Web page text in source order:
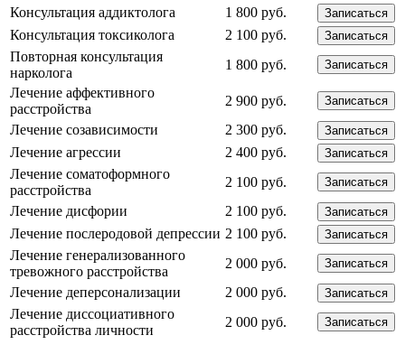
Консультация аддиктолога 1 800 руб. Записаться
Консультация токсиколога 2 100 руб. Записаться
Повторная консультация
нарколога
1 800 руб. Записаться
Лечение аффективного
расстройства
2 900 руб. Записаться
Лечение созависимости 2 300 руб. Записаться
Лечение агрессии 2 400 руб. Записаться
Лечение соматоформного
расстройства
2 100 руб. Записаться
Лечение дисфории 2 100 руб. Записаться
Лечение послеродовой депрессии 2 100 руб. Записаться
Лечение генерализованного
тревожного расстройства
2 000 руб. Записаться
Лечение деперсонализации 2 000 руб. Записаться
Лечение диссоциативного
расстройства личности
2 000 руб. Записаться